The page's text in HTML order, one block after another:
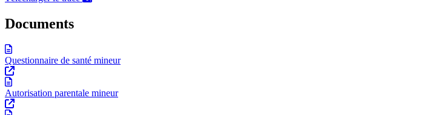
Documents
Questionnaire de santé mineur
Autorisation parentale mineur